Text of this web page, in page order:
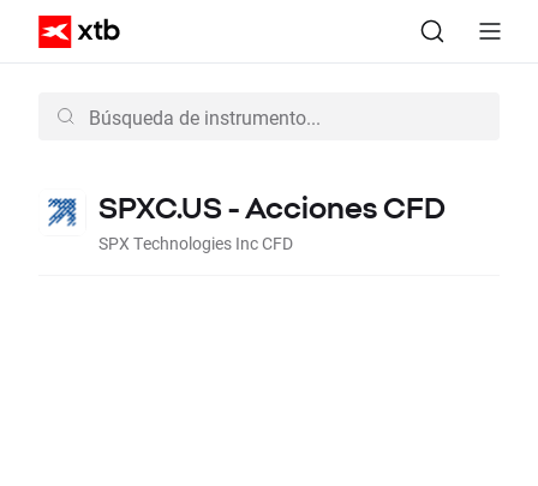
SPXC.US - Acciones CFD
SPX Technologies Inc CFD